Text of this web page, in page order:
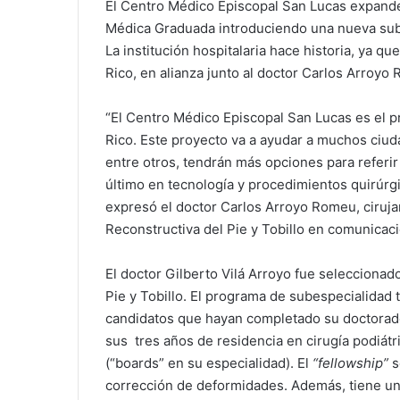
El Centro Médico Episcopal San Lucas
Médica Graduada introduciendo una nueva
La institución hospitalaria hace historia, ya
Rico, en alianza junto al doctor Carlos Arroyo
“El Centro Médico Episcopal San Lucas es
Rico. Este proyecto va a ayudar a muchos
entre otros, tendrán más opciones para
último en tecnología y procedimientos
expresó el doctor Carlos Arroyo Romeu,
Reconstructiva del Pie y Tobillo en
El doctor Gilberto Vilá Arroyo fue
Pie y Tobillo. El programa de
candidatos que hayan completado su
sus tres años de residencia en cirugía
(“boards” en su especialidad). El “fellowship”
corrección de deformidades. Además, tiene